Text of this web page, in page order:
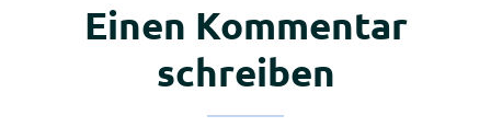
Einen Kommentar
schreiben